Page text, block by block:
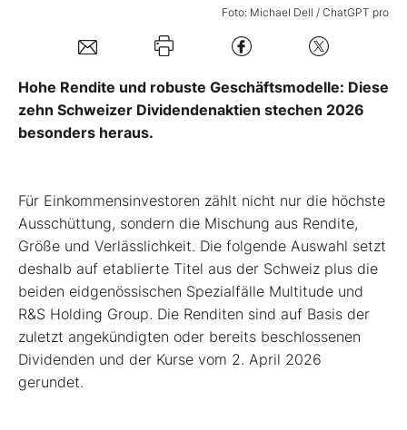
Foto: Michael Dell / ChatGPT pro
Hohe Rendite und robuste Geschäftsmodelle: Diese
zehn Schweizer Dividendenaktien stechen 2026
besonders heraus.
Für Einkommensinvestoren zählt nicht nur die höchste
Ausschüttung, sondern die Mischung aus Rendite,
Größe und Verlässlichkeit. Die folgende Auswahl setzt
deshalb auf etablierte Titel aus der Schweiz plus die
beiden eidgenössischen Spezialfälle Multitude und
R&S Holding Group. Die Renditen sind auf Basis der
zuletzt angekündigten oder bereits beschlossenen
Dividenden und der Kurse vom 2. April 2026
gerundet.